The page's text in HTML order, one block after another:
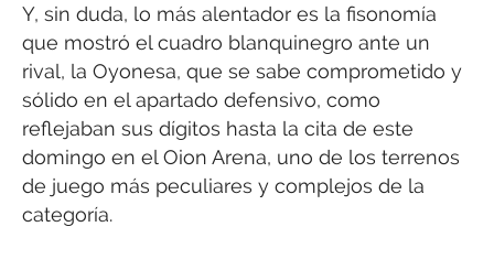
Y, sin duda, lo más alentador es la fisonomía
que mostró el cuadro blanquinegro ante un
rival, la Oyonesa, que se sabe comprometido y
sólido en el apartado defensivo, como
reflejaban sus dígitos hasta la cita de este
domingo en el Oion Arena, uno de los terrenos
de juego más peculiares y complejos de la
categoría.